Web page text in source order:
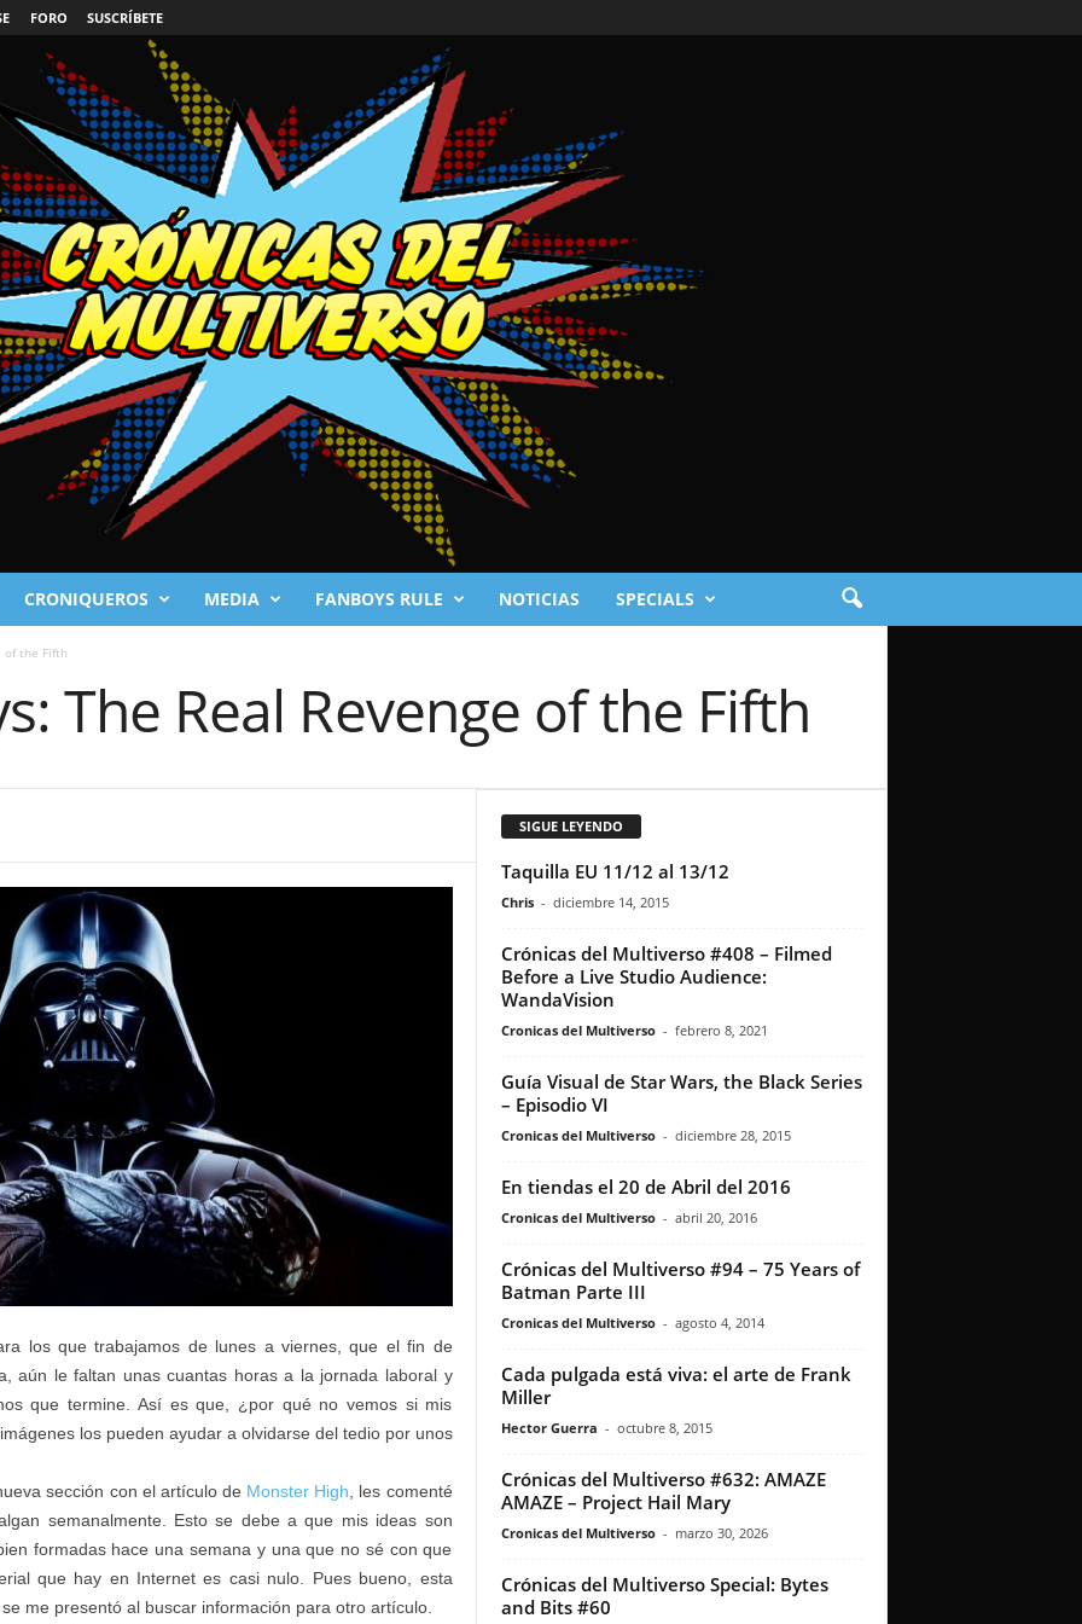
FORO SUSCRÍBETE
CRONIQUEROS MEDIA FANBOYS RULE NOTICIAS SPECIALS
of the Fifth
The Real Revenge of the Fifth
los que trabajamos de lunes a viernes, que el fin de
aún le faltan unas cuantas horas a la jornada laboral y
que termine. Así es que, ¿por qué no vemos si mis
los pueden ayudar a olvidarse del tedio por unos
sección con el artículo de Monster High, les comenté
semanalmente. Esto se debe a que mis ideas son
formadas hace una semana y una que no sé con que
que hay en Internet es casi nulo. Pues bueno, esta
me presentó al buscar información para otro artículo.
SIGUE LEYENDO
Taquilla EU 11/12 al 13/12
Chris - diciembre 14, 2015
Crónicas del Multiverso #408 – Filmed
Before a Live Studio Audience:
WandaVision
Cronicas del Multiverso - febrero 8, 2021
Guía Visual de Star Wars, the Black Series
– Episodio VI
Cronicas del Multiverso - diciembre 28, 2015
En tiendas el 20 de Abril del 2016
Cronicas del Multiverso - abril 20, 2016
Crónicas del Multiverso #94 – 75 Years of
Batman Parte III
Cronicas del Multiverso - agosto 4, 2014
Cada pulgada está viva: el arte de Frank
Miller
Hector Guerra - octubre 8, 2015
Crónicas del Multiverso #632: AMAZE
AMAZE – Project Hail Mary
Cronicas del Multiverso - marzo 30, 2026
Crónicas del Multiverso Special: Bytes
and Bits #60